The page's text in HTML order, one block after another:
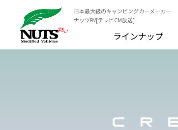
日本最大級のキャンピングカーメーカー
ナッツRV[テレビCM放送]
ラインナップ